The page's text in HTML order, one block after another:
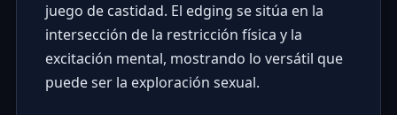
juego de castidad. El edging se sitúa en la
intersección de la restricción física y la
excitación mental, mostrando lo versátil que
puede ser la exploración sexual.